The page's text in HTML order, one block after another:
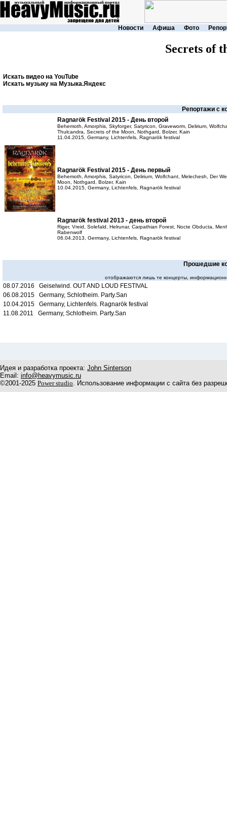
Новости Афиша Фото
Secrets of
Искать видео на YouTube
Искать музыку на Музыка.Яндекс
Репортажи с
Ragnarök Festival 2015 - День второй
Behemoth, Amorphis, Skyforger, Satyricon, Graveworm, Delirium,
Thulcandra, Secrets of the Moon, Nothgard, Bolzer, Kain
11.04.2015, Germany, Lichtenfels, Ragnarök festival
Ragnarök Festival 2015 - День первый
Behemoth, Amorphis, Satyricon, Delirium, Wolfchant, Melechesh, Der
Moon, Nothgard, Bolzer, Kain
10.04.2015, Germany, Lichtenfels, Ragnarök festival
Ragnarök festival 2013 - день второй
Riger, Vreid, Solefald, Helrunar, Carpathian Forest, Nocte Obducta,
Rabenwolf
06.04.2013, Germany, Lichtenfels, Ragnarök festival
Прошедшие
отображаются лишь те концерты,
08.07.2016 Geiselwind. OUT AND LOUD FESTIVAL
06.08.2015 Germany, Schlotheim. Party.San
10.04.2015 Germany, Lichtenfels. Ragnarök festival
11.08.2011 Germany, Schlotheim. Party.San
Идея и разработка проекта: John Sinterson
Email: info@heavymusic.ru
©2001-2025 Power studio. Использование информации с сайта без